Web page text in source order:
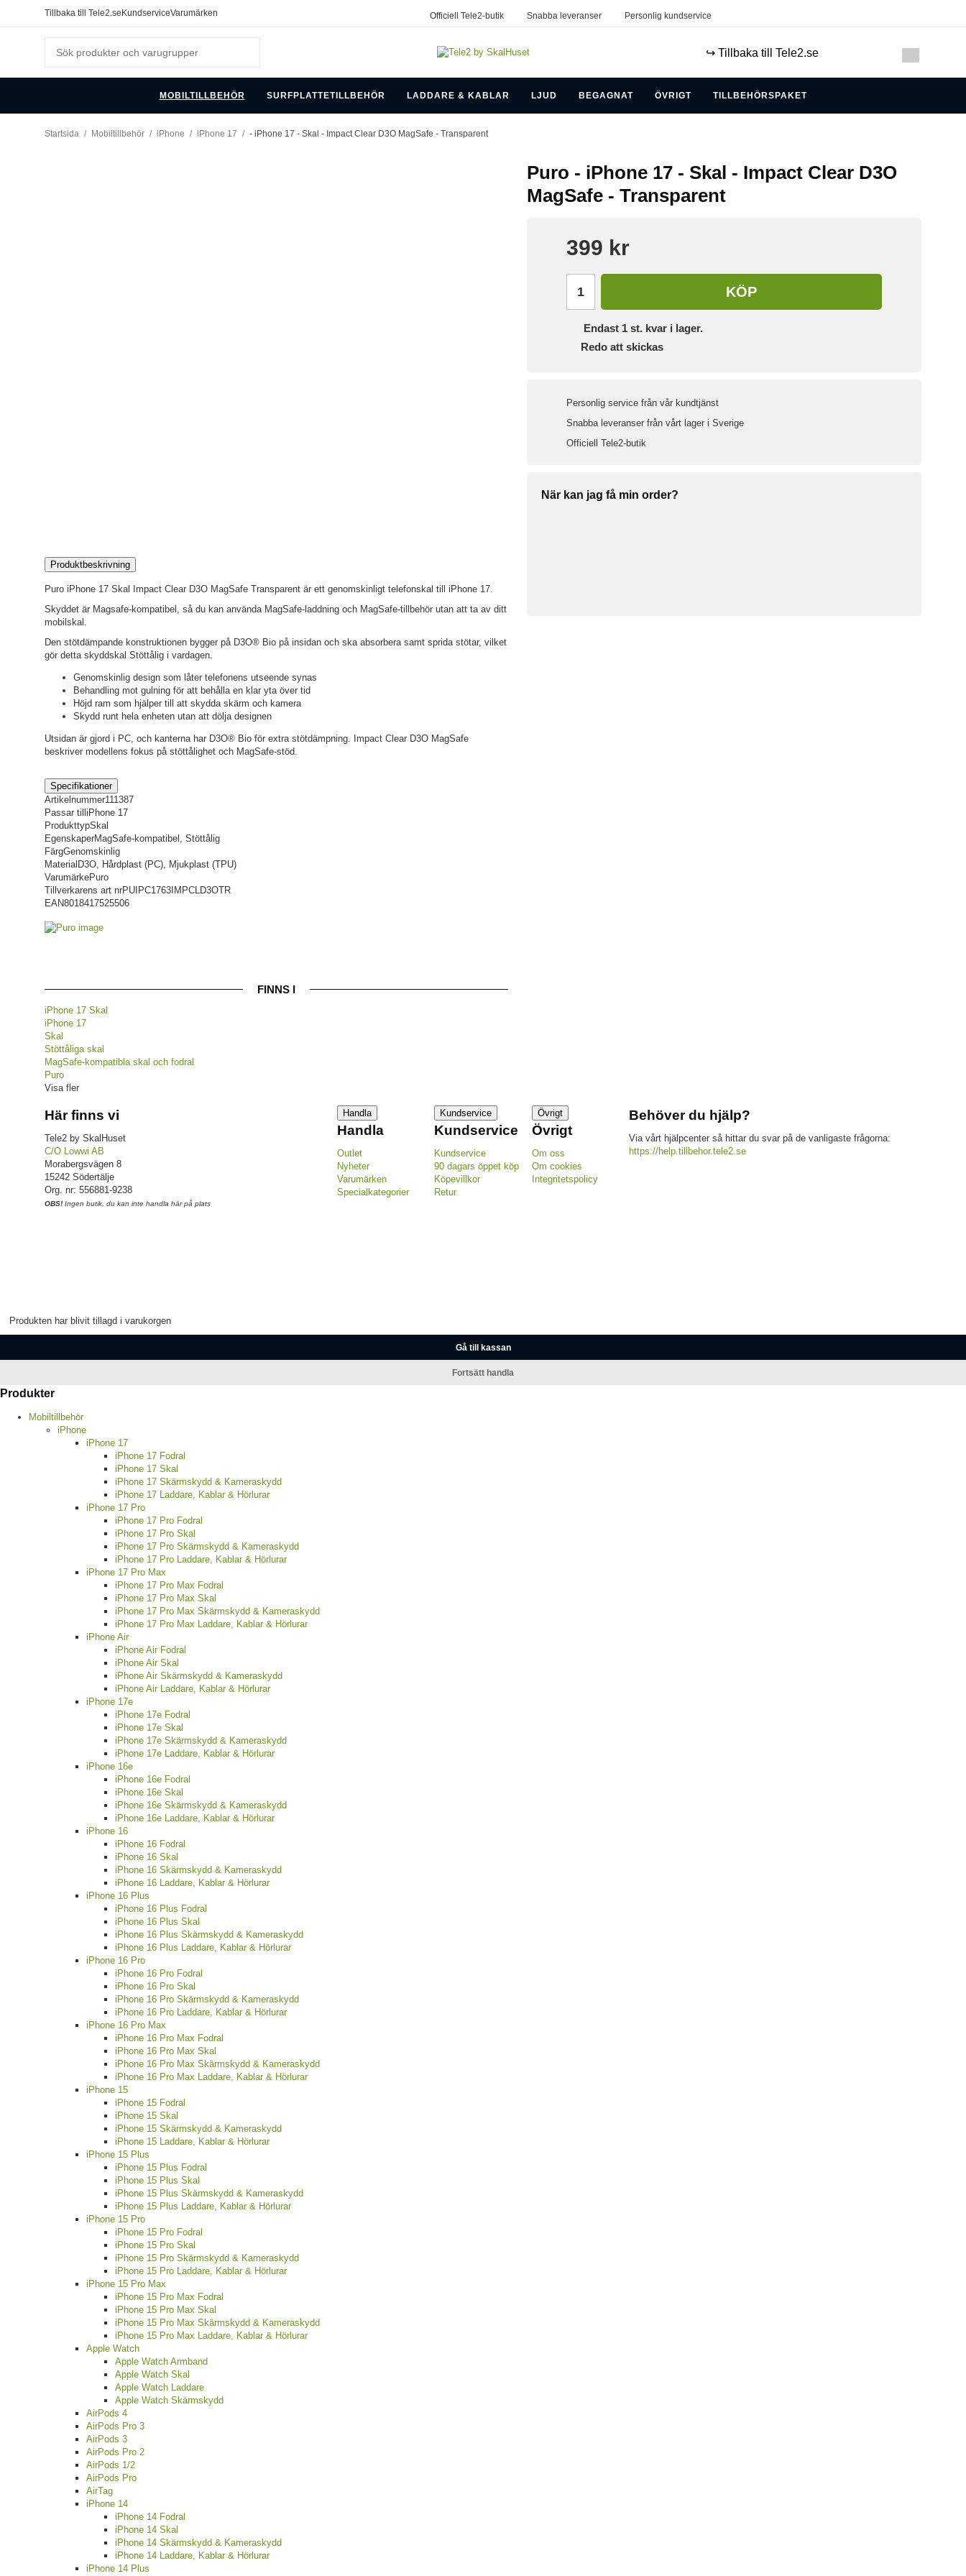
Tillbaka till Tele2.se KundserviceVarumärken Officiell Tele2-butik Snabba leveranser Personlig kundservice
↪️ Tillbaka till Tele2.se
MOBILTILLBEHÖR SURFPLATTETILLBEHÖR LADDARE & KABLAR LJUD BEGAGNAT ÖVRIGT TILLBEHÖRSPAKET
Startsida / Mobiltillbehör / iPhone / iPhone 17 / - iPhone 17 - Skal - Impact Clear D3O MagSafe - Transparent
Puro - iPhone 17 - Skal - Impact Clear D3O
MagSafe - Transparent
399 kr
KÖP
Endast 1st. kvar i lager.
Redo att skickas
Personlig service från vår kundtjänst
Snabba leveranser från vårt lager i Sverige
Officiell Tele2-butik
När kan jag få min order?
Produktbeskrivning
Puro iPhone 17 Skal Impact Clear D3O MagSafe Transparent är ett genomskinligt telefonskal till iPhone 17.
Skyddet är Magsafe-kompatibel, så du kan använda MagSafe-laddning och MagSafe-tillbehör utan att ta av ditt
mobilskal.
Den stötdämpande konstruktionen bygger på D3O® Bio på insidan och ska absorbera samt sprida stötar, vilket
gör detta skyddskal Stöttålig i vardagen.
Genomskinlig design som låter telefonens utseende synas
Behandling mot gulning för att behålla en klar yta över tid
Höjd ram som hjälper till att skydda skärm och kamera
Skydd runt hela enheten utan att dölja designen
Utsidan är gjord i PC, och kanterna har D3O® Bio för extra stötdämpning. Impact Clear D3O MagSafe
beskriver modellens fokus på stöttålighet och MagSafe-stöd.
Specifikationer
Artikelnummer111387
Passar till iPhone 17
ProdukttypSkal
EgenskaperMagSafe-kompatibel, Stöttålig
FärgGenomskinlig
Material D3O, Hårdplast (PC), Mjukplast (TPU)
VarumärkePuro
Tillverkarens art nrPUIPC1763IMPCLD3OTR
EAN8018417525506
FINNS I
iPhone 17 Skal
iPhone 17
Skal
Stöttåliga skal
MagSafe-kompatibla skal och fodral
Puro
Visa fler
Här finns vi
Tele2 by SkalHuset
C/O Lowwi AB
Morabergsvägen 8
15242 Södertälje
Org. nr: 556881-9238
OBS! Ingen butik, du kan inte handla här på plats
Handla
Handla
Outlet
Nyheter
Varumärken
Specialkategorier
Kundservice
Kundservice
Kundservice
90 dagars öppet köp
Köpevillkor
Retur
Övrigt
Övrigt
Om oss
Om cookies
Integritetspolicy
Behöver du hjälp?
Via vårt hjälpcenter så hittar du svar på de vanligaste frågorna:
https://help.tillbehor.tele2.se
Produkten har blivit tillagd i varukorgen
Gå till kassan
Fortsätt handla
Produkter
Mobiltillbehör
iPhone
iPhone 17
iPhone 17 Fodral
iPhone 17 Skal
iPhone 17 Skärmskydd & Kameraskydd
iPhone 17 Laddare, Kablar & Hörlurar
iPhone 17 Pro
iPhone 17 Pro Fodral
iPhone 17 Pro Skal
iPhone 17 Pro Skärmskydd & Kameraskydd
iPhone 17 Pro Laddare, Kablar & Hörlurar
iPhone 17 Pro Max
iPhone 17 Pro Max Fodral
iPhone 17 Pro Max Skal
iPhone 17 Pro Max Skärmskydd & Kameraskydd
iPhone 17 Pro Max Laddare, Kablar & Hörlurar
iPhone Air
iPhone Air Fodral
iPhone Air Skal
iPhone Air Skärmskydd & Kameraskydd
iPhone Air Laddare, Kablar & Hörlurar
iPhone 17e
iPhone 17e Fodral
iPhone 17e Skal
iPhone 17e Skärmskydd & Kameraskydd
iPhone 17e Laddare, Kablar & Hörlurar
iPhone 16e
iPhone 16e Fodral
iPhone 16e Skal
iPhone 16e Skärmskydd & Kameraskydd
iPhone 16e Laddare, Kablar & Hörlurar
iPhone 16
iPhone 16 Fodral
iPhone 16 Skal
iPhone 16 Skärmskydd & Kameraskydd
iPhone 16 Laddare, Kablar & Hörlurar
iPhone 16 Plus
iPhone 16 Plus Fodral
iPhone 16 Plus Skal
iPhone 16 Plus Skärmskydd & Kameraskydd
iPhone 16 Plus Laddare, Kablar & Hörlurar
iPhone 16 Pro
iPhone 16 Pro Fodral
iPhone 16 Pro Skal
iPhone 16 Pro Skärmskydd & Kameraskydd
iPhone 16 Pro Laddare, Kablar & Hörlurar
iPhone 16 Pro Max
iPhone 16 Pro Max Fodral
iPhone 16 Pro Max Skal
iPhone 16 Pro Max Skärmskydd & Kameraskydd
iPhone 16 Pro Max Laddare, Kablar & Hörlurar
iPhone 15
iPhone 15 Fodral
iPhone 15 Skal
iPhone 15 Skärmskydd & Kameraskydd
iPhone 15 Laddare, Kablar & Hörlurar
iPhone 15 Plus
iPhone 15 Plus Fodral
iPhone 15 Plus Skal
iPhone 15 Plus Skärmskydd & Kameraskydd
iPhone 15 Plus Laddare, Kablar & Hörlurar
iPhone 15 Pro
iPhone 15 Pro Fodral
iPhone 15 Pro Skal
iPhone 15 Pro Skärmskydd & Kameraskydd
iPhone 15 Pro Laddare, Kablar & Hörlurar
iPhone 15 Pro Max
iPhone 15 Pro Max Fodral
iPhone 15 Pro Max Skal
iPhone 15 Pro Max Skärmskydd & Kameraskydd
iPhone 15 Pro Max Laddare, Kablar & Hörlurar
Apple Watch
Apple Watch Armband
Apple Watch Skal
Apple Watch Laddare
Apple Watch Skärmskydd
AirPods 4
AirPods Pro 3
AirPods 3
AirPods Pro 2
AirPods 1/2
AirPods Pro
AirTag
iPhone 14
iPhone 14 Fodral
iPhone 14 Skal
iPhone 14 Skärmskydd & Kameraskydd
iPhone 14 Laddare, Kablar & Hörlurar
iPhone 14 Plus